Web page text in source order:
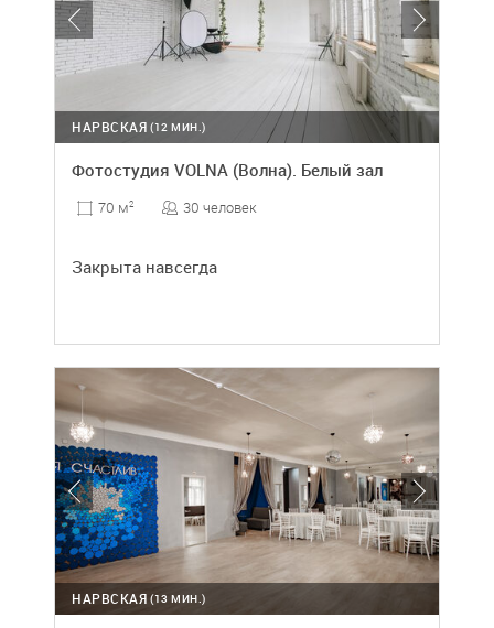
(12 МИН.)
НАРВСКАЯ
Фотостудия VOLNA (Волна). Белый зал
70 м2 30 человек
Закрыта навсегда
(13 МИН.)
НАРВСКАЯ